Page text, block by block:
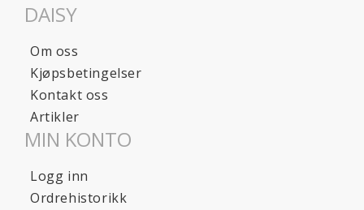
DAISY
Om oss
Kjøpsbetingelser
Kontakt oss
Artikler
MIN KONTO
Logg inn
Ordrehistorikk